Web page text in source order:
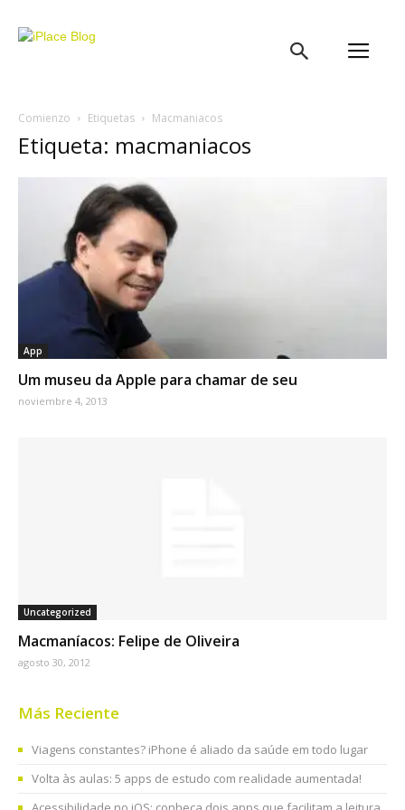
Comienzo Etiquetas Macmaniacos
Etiqueta: macmaniacos
App
Um museu da Apple para chamar de seu
noviembre 4, 2013
Uncategorized
Macmaníacos: Felipe de Oliveira
agosto 30, 2012
Más Reciente
Viagens constantes? iPhone é aliado da saúde em todo lugar
Volta às aulas: 5 apps de estudo com realidade aumentada!